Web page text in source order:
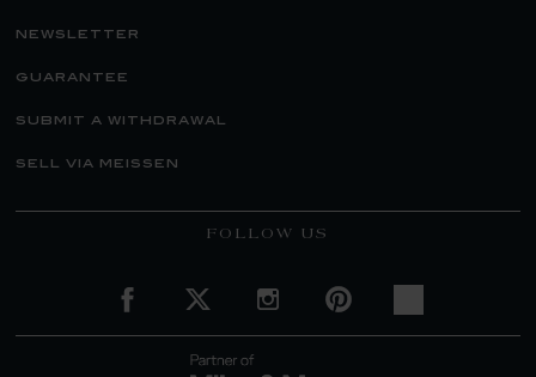
newsletter
guarantee
submit a withdrawal
sell via meissen
FOLLOW US